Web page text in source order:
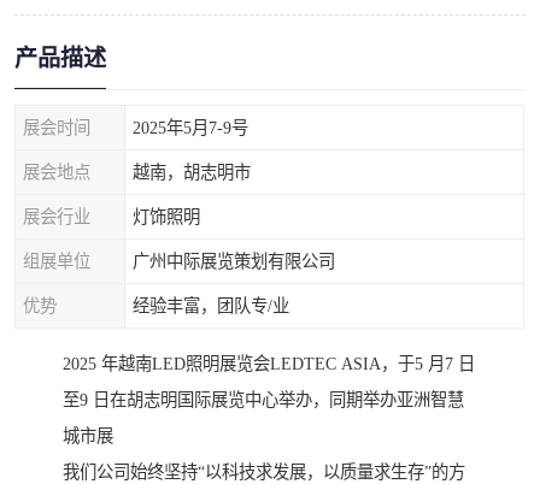
产品描述
展会时间 2025年5月7-9号
展会地点 越南，胡志明市
展会行业 灯饰照明
组展单位 广州中际展览策划有限公司
优势 经验丰富，团队专/业
2025 年越南LED照明展览会LEDTEC ASIA，于5 月7 日
至9 日在胡志明国际展览中心举办，同期举办亚洲智慧
城市展
我们公司始终坚持“以科技求发展，以质量求生存”的方